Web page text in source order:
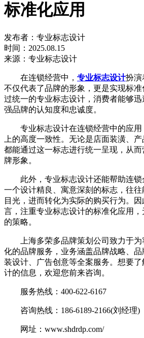
标准化应用
发布者：专业标志设计
时间：2025.08.15
来源：专业标志设计
在连锁经营中， 专业标志设计扮演
不仅代表了品牌的形象，更是实现标
过统一的专业标志设计，消费者能够
强品牌的认知度和忠诚度。
专业标志设计在连锁经营中的应用
上的高度一致性。无论是店面装潢、
都能通过这一标志进行统一呈现，从
牌形象。
此外，专业标志设计还能帮助连锁
一个设计精良、寓意深刻的标志，往
目光，进而转化为实际的购买行为。
言，注重专业标志设计的标准化应用
的策略。
上海多荣多品牌策划公司致力于为
化的品牌服务，业务涵盖品牌战略、
装设计、广告创意等全案服务。想要
计的信息，欢迎您前来咨询。
服务热线：400-622-6167
咨询热线：186-6189-2166(刘经理)
网址：www.shdrdp.com/